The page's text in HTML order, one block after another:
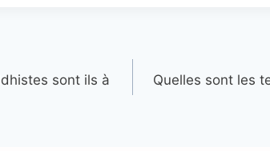
sont ils à
Quelles sont les